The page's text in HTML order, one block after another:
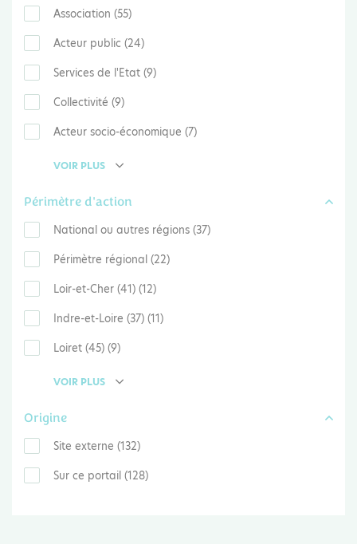
Association (55)
Acteur public (24)
Services de l'Etat (9)
Collectivité (9)
Acteur socio-économique (7)
VOIR PLUS
Périmètre d'action
National ou autres régions (37)
Périmètre régional (22)
Loir-et-Cher (41) (12)
Indre-et-Loire (37) (11)
Loiret (45) (9)
VOIR PLUS
Origine
Site externe (132)
Sur ce portail (128)